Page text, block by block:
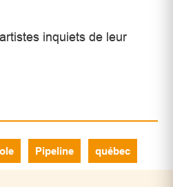
inquiets de leur
Pipeline québec